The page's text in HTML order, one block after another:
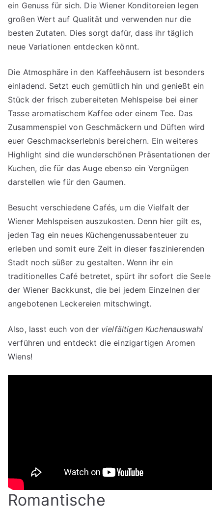
ein Genuss für sich. Die Wiener Konditoreien legen
großen Wert auf Qualität und verwenden nur die
besten Zutaten. Dies sorgt dafür, dass ihr täglich
neue Variationen entdecken könnt.
Die Atmosphäre in den Kaffeehäusern ist besonders
einladend. Setzt euch gemütlich hin und genießt ein
Stück der frisch zubereiteten Mehlspeise bei einer
Tasse aromatischem Kaffee oder einem Tee. Das
Zusammenspiel von Geschmäckern und Düften wird
euer Geschmackserlebnis bereichern. Ein weiteres
Highlight sind die wunderschönen Präsentationen der
Kuchen, die für das Auge ebenso ein Vergnügen
darstellen wie für den Gaumen.
Besucht verschiedene Cafés, um die Vielfalt der
Wiener Mehlspeisen auszukosten. Denn hier gilt es,
jeden Tag ein neues Küchengenussabenteuer zu
erleben und somit eure Zeit in dieser faszinierenden
Stadt noch süßer zu gestalten. Wenn ihr ein
traditionelles Café betretet, spürt ihr sofort die Seele
der Wiener Backkunst, die bei jedem Einzelnen der
angebotenen Leckereien mitschwingt.
Also, lasst euch von der vielfältigen Kuchenauswahl
verführen und entdeckt die einzigartigen Aromen
Wiens!
Romantische